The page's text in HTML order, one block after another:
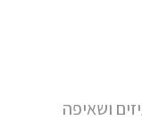
עיזים ושאיפה